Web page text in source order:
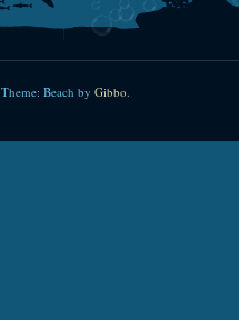
Theme: Beach by Gibbo.